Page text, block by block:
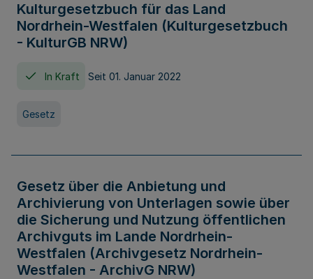
Kulturgesetzbuch für das Land
Nordrhein-Westfalen (Kulturgesetzbuch
- KulturGB NRW)
In Kraft Seit 01. Januar 2022
Gesetz
Gesetz über die Anbietung und
Archivierung von Unterlagen sowie über
die Sicherung und Nutzung öffentlichen
Archivguts im Lande Nordrhein-
Westfalen (Archivgesetz Nordrhein-
Westfalen - ArchivG NRW)